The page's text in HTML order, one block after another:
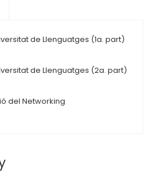
de Llenguatges (1a. part)
de Llenguatges (2a. part)
del Networking